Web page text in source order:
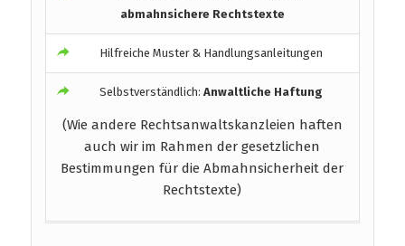
abmahnsichere Rechtstexte
Hilfreiche Muster & Handlungsanleitungen
Selbstverständlich:Anwaltliche Haftung
(Wie andere Rechtsanwaltskanzleien haften
auch wir im Rahmen der gesetzlichen
Bestimmungen für die Abmahnsicherheit der
Rechtstexte)